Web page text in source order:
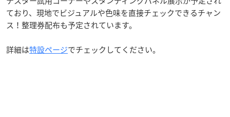
ており、現地でビジュアルや色味を直接チェックできるチャン
ス！整理券配布も予定されています。
詳細は特設ページでチェックしてください。